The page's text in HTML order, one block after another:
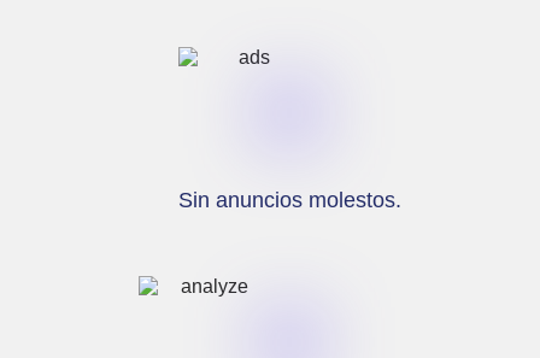
Sin anuncios molestos.